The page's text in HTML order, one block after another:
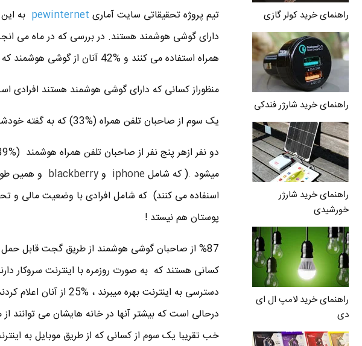
راهنمای خرید کولر گازی
راهنمای خرید شارژر فندکی
راهنمای خرید شارژر
خورشیدی
راهنمای خرید لامپ ال ای
دی
تیم پروژه تحقیقاتی سایت آماری pewinternet
همراه استفاده می کنند و %42 آنان از گوشی هوشمند که حدودا %35 افراد بالغ را در برمی گیرد.
منظوراز کسانی که دارای گوشی هوشمند هستند افرادی
یک سوم از صاحبان تلفن همراه (%33) که به گفته خودشان گوشی هوشمند استفاده می کنند.
میشود .( که شاملiphone وblackberry و همین
پوستان هم نیستد !
کسانی هستند که به صورت روزمره با اینترنت سروکار
دسترسی به اینترنت بهره
درحالی است که بیشتر آنها در خانه هایشان می توانند
خب تقریبا یک سوم از کسانی که از طریق موبایل به